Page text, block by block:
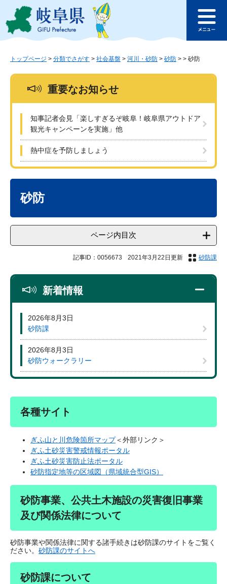
ジ
ュ
このページの本文へ
ュ
トップページ > 分類でさがす > 社会基盤 > 河川・砂防 > 砂防 > > 砂防
重要なお知らせ
知事記者会見「楽しすぎるぞ岐阜！岐阜県アウトドア
観光キャンペーンを実施」他
熱中症を予防しましょう
砂防
ページ内目次
記事ID：0056673 2021年3月22日更新 砂防課
新着情報
2026年8月3日
砂防課
2026年8月3日
砂防ウォークラリー
各種サイト
ぎふ山と川危険箇所マップ＜外部リンク＞
ぎふ土砂災害警戒情報ポータル
ぎふ土砂災害防止法ポータル
砂防指定地等の区域図（県域統合型GIS）
砂防事業、公共土木施設の災害復旧事業
及び関係法律について
砂防事業や関係法律に関する諸手続きは砂防課のサイトをご覧く
ださい。 砂防課のサイトへ
砂防課について